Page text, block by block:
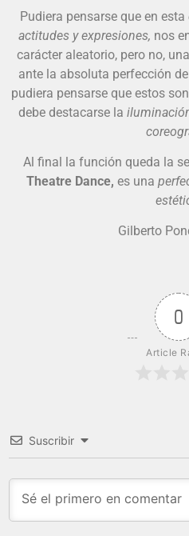
Pudiera pensarse que en esta
actitudes y expresiones, nos
carácter aleatorio, pero no,
ante la absoluta perfección
pudiera pensarse que estos
debe destacarse la
Al final la función queda la
Theatre Dance, es una
Gilberto
0
Article
Suscribir